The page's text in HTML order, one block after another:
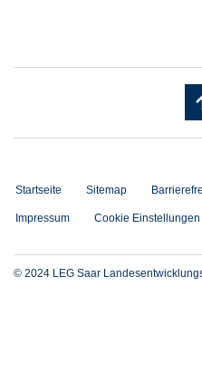
Startseite Sitemap
Impressum Cookie Einstellungen
© 2024 LEG Saar